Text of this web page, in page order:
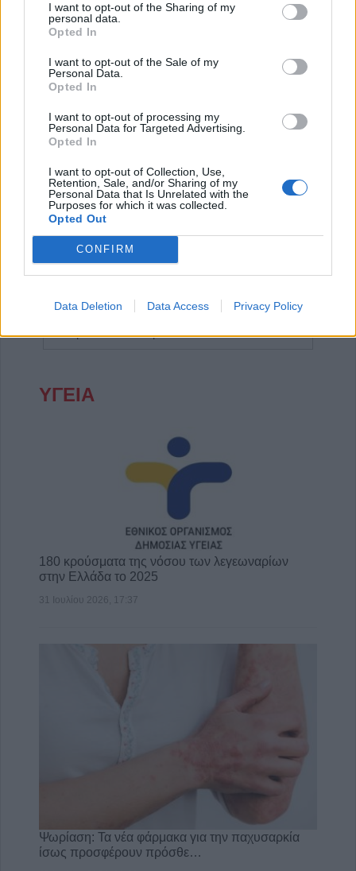
I want to opt-out of the Sharing of my
personal data.
Opted In
I want to opt-out of the Sale of my
Personal Data.
Opted In
I want to opt-out of processing my
Personal Data for Targeted Advertising.
Opted In
I want to opt-out of Collection, Use,
Retention, Sale, and/or Sharing of my
Personal Data that Is Unrelated with the
Purposes for which it was collected.
Opted Out
CONFIRM
Data Deletion Data Access Privacy Policy
Έναρξη Προηγούμενο 1 2 4
ΕΠΑΓΓΕΛΜΑΤΙΕΣ ΥΓΕΙΑΣ
Βιοπαθολόγος - Μικροβιολόγος "Ελένη Μηλίτση" Κέντρο Ειδικών Θεραπειών Παιδιού 'Ανάπτυξη 'Λόγου'
ΥΓΕΙΑ
180 κρούσματα της νόσου των λεγεωναρίων
στην Ελλάδα το 2025
31 Ιουλίου 2026, 17:37
Ψωρίαση: Τα νέα φάρμακα για την παχυσαρκία
ίσως προσφέρουν πρόσθε…